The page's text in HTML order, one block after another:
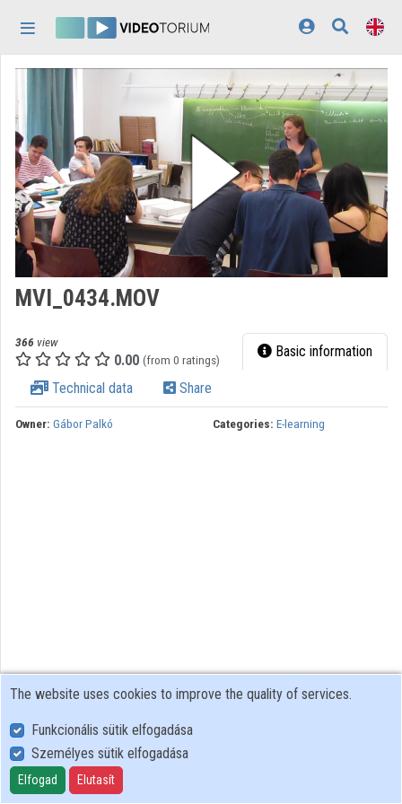
Home
Log In
Discovery
Categories
Playlists
Organizations
Contributors
Appearance:
MVI_0434.MOV
366 view
0.00 (from 0 ratings) Basic information
Technical data Share
Owner: Gábor Palkó Categories: E-learning
User Policy
Adatkezelési tájékoztató (en)
Cookie Policy
The website uses cookies to improve the quality of services.
Funkcionális sütik elfogadása
Személyes sütik elfogadása
Elfogad Elutasít